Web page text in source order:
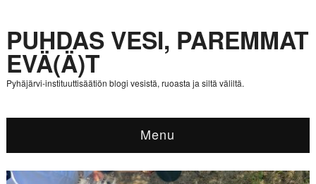
PUHDAS VESI, PAREMMAT
EVÄ(Ä)T
Pyhäjärvi-instituuttisäätiön blogi vesistä, ruoasta ja siltä väliltä.
Menu